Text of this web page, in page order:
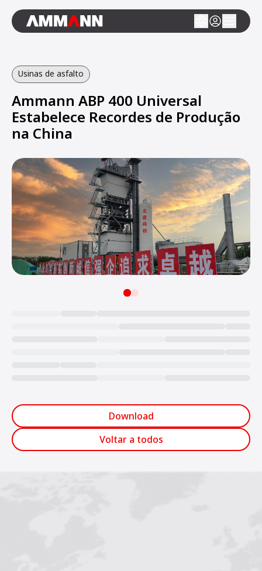
Usinas de asfalto
Ammann ABP 400 Universal
Estabelece Recordes de Produção
na China
Download
Voltar a todos